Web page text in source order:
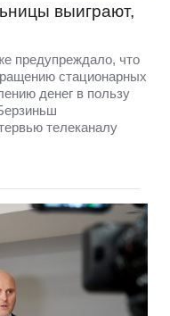
выиграют,
предупреждало, что
стационарных
денег в пользу
телеканалу